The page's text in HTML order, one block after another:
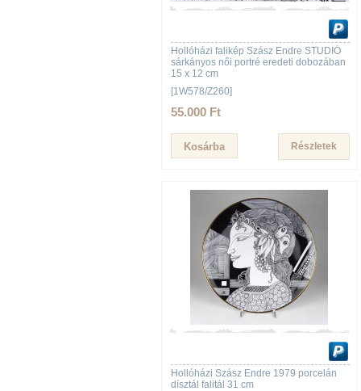
Hollóházi falikép Szász Endre STUDIÓ
sárkányos női portré eredeti dobozában
15 x 12 cm
[1W578/Z260]
55.000 Ft
Részletek
Hollóházi Szász Endre 1979 porcelán
dísztál falitál 31 cm